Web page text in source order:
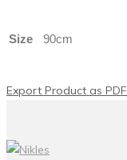
Size 90cm
Export Product as PDF